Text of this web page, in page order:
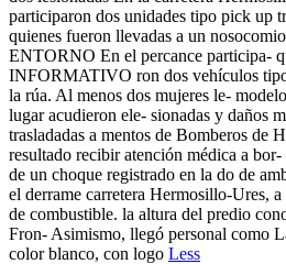
participaron dos unidades tipo pick up
quienes fueron llevadas a un
ENTORNO En el percance participa-
INFORMATIVO ron dos vehículos
la rúa. Al menos dos mujeres le-
lugar acudieron ele- sionadas y daños
trasladadas a mentos de Bomberos de
resultado recibir atención médica a
de un choque registrado en la do de
el derrame carretera Hermosillo-Ures,
de combustible. la altura del predio
Fron- Asimismo, llegó personal como
color blanco, con logo Less